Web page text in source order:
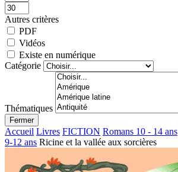
Autres critères
PDF
Vidéos
Existe en numérique
Catégorie
Thématiques
Fermer
Accueil Livres FICTION Romans 10 - 14 ans
9-12 ans Ricine et la vallée aux sorcières